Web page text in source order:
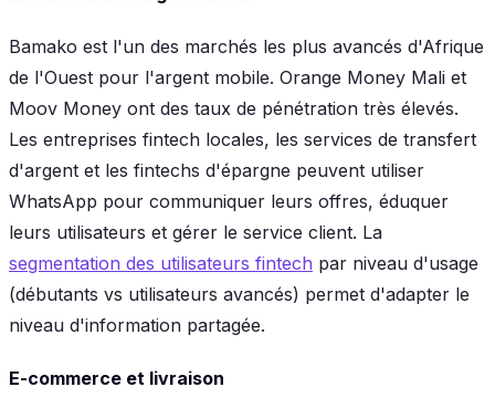
Bamako est l'un des marchés les plus avancés d'Afrique
de l'Ouest pour l'argent mobile. Orange Money Mali et
Moov Money ont des taux de pénétration très élevés.
Les entreprises fintech locales, les services de transfert
d'argent et les fintechs d'épargne peuvent utiliser
WhatsApp pour communiquer leurs offres, éduquer
leurs utilisateurs et gérer le service client. La
segmentation des utilisateurs fintech par niveau d'usage
(débutants vs utilisateurs avancés) permet d'adapter le
niveau d'information partagée.
E-commerce et livraison